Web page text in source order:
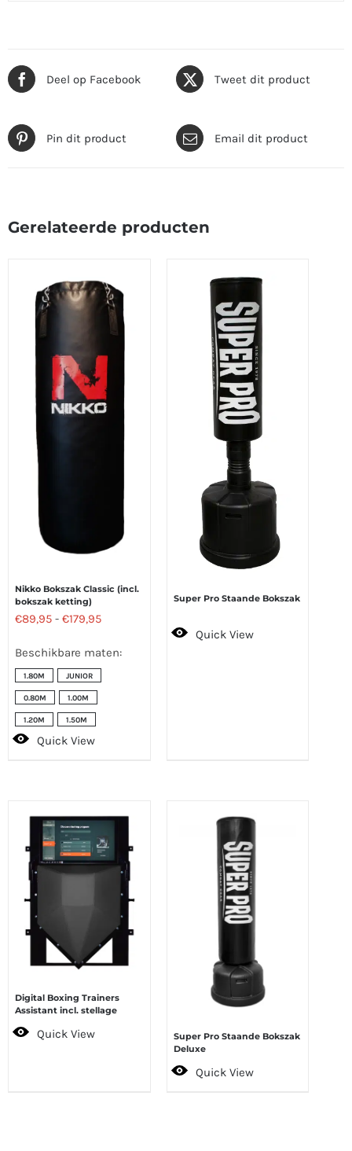
Deel op Facebook Tweet dit product
Pin dit product Email dit product
Gerelateerde producten
Nikko Bokszak Classic (incl.
bokszak ketting)
€89,95 - €179,95Prijsklasse:
tot
€179,95
Beschikbare maten:
1.80M JUNIOR
0.80M 1.00M
1.20M 1.50M
Quick View
Super Pro Staande Bokszak
Quick View
Digital Boxing Trainers
Assistant incl. stellage
Quick View
Super Pro Staande Bokszak
Deluxe
Quick View